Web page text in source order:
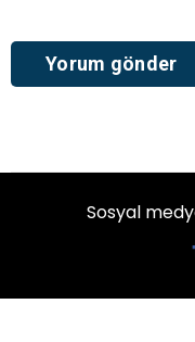
Sosyal